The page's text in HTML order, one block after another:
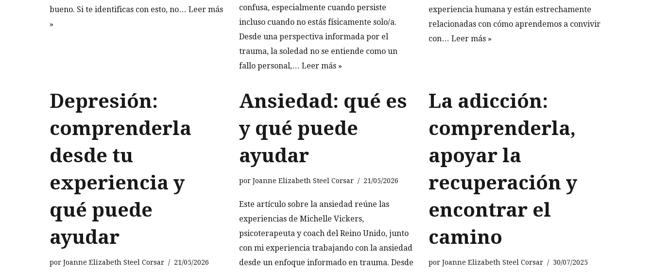
bueno. Si te identificas con esto, no… Leer más
»
confusa, especialmente cuando persiste
incluso cuando no estás físicamente solo/a.
Desde una perspectiva informada por el
trauma, la soledad no se entiende como un
fallo personal,… Leer más »
experiencia humana y están estrechamente
relacionadas con cómo aprendemos a convivir
con… Leer más »
Depresión:
comprenderla
desde tu
experiencia y
qué puede
ayudar
por Joanne Elizabeth Steel Corsar 21/05/2026
Ansiedad: qué es
y qué puede
ayudar
por Joanne Elizabeth Steel Corsar 21/05/2026
Este artículo sobre la ansiedad reúne las
experiencias de Michelle Vickers,
psicoterapeuta y coach del Reino Unido, junto
con mi experiencia trabajando con la ansiedad
desde un enfoque informado en trauma. Desde
La adicción:
comprenderla,
apoyar la
recuperación y
encontrar el
camino
por Joanne Elizabeth Steel Corsar 30/07/2025